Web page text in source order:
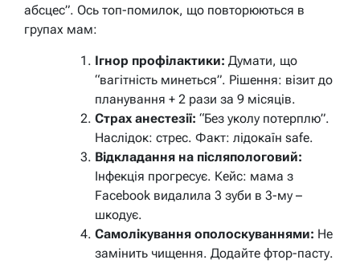
абсцес”. Ось топ-помилок, що повторюються в
групах мам:
Ігнор профілактики: Думати, що
“вагітність минеться”. Рішення: візит до
планування + 2 рази за 9 місяців.
Страх анестезії: “Без уколу потерплю”.
Наслідок: стрес. Факт: лідокаїн safe.
Відкладання на післяпологовий:
Інфекція прогресує. Кейс: мама з
Facebook видалила 3 зуби в 3-му –
шкодує.
Самолікування ополоскуваннями: Не
замінить чищення. Додайте фтор-пасту.